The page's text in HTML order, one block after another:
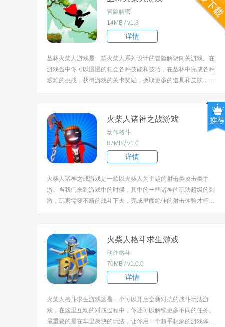
冒险解密
14MB / v1.3
详情
丛林火柴人游戏是一款火柴人系列设计的冒险解谜闯关游戏。在
游戏当中你可以慢慢的领会各种技能和技巧，在丛林中完成各种
艰难的挑战，获得游戏的关卡奖励，换取更多的道具和皮肤，丰
火柴人诸神之战游戏
动作格斗
87MB / v1.0
详情
火柴人诸神之战游戏是一款以火柴人为主题的射击类攻击类手
游。当我们来到游戏中的时候，其中的一些诸神的玩法超级的刺
激，玩家需要不断的战斗下去，完成里面绝佳的射击体验才行
柴人的角色更加的有趣...
火柴人格斗求生游戏
动作格斗
70MB / v1.0.0
详情
火柴人格斗求生游戏这是一个可以开启全新对抗的战斗玩法游
戏，在这里互动的对战过程中，你还可以解锁更多不同的任务。
最重要的是在车里爽快的玩法，让你用一个超乎想象的游戏体